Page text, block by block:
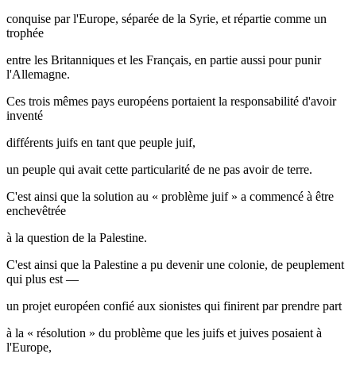
conquise par l'Europe, séparée de la Syrie, et répartie comme un
trophée
entre les Britanniques et les Français, en partie aussi pour punir
l'Allemagne.
Ces trois mêmes pays européens portaient la responsabilité d'avoir
inventé
différents juifs en tant que peuple juif,
un peuple qui avait cette particularité de ne pas avoir de terre.
C'est ainsi que la solution au « problème juif » a commencé à être
enchevêtrée
à la question de la Palestine.
C'est ainsi que la Palestine a pu devenir une colonie, de peuplement
qui plus est —
un projet européen confié aux sionistes qui finirent par prendre part
à la « résolution » du problème que les juifs et juives posaient à
l'Europe,